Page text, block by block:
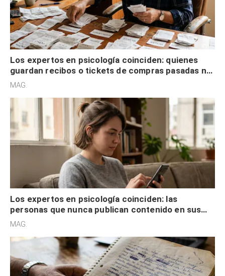
Los expertos en psicología coinciden: quienes
guardan recibos o tickets de compras pasadas no
son acumuladores, sino que tienen necesidad de
MAG.
Los expertos en psicología coinciden: las
personas que nunca publican contenido en sus
redes sociales no pretenden buscar validación
MAG.